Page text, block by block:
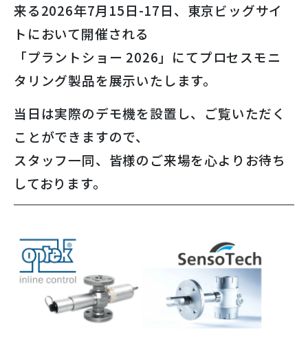
来る2026年7月15日-17日、東京ビッグサイ
トにおいて開催される
「プラントショー 2026」にてプロセスモニ
タリング製品を展示いたします。
当日は実際のデモ機を設置し、ご覧いただく
ことができますので、
スタッフ一同、皆様のご来場を心よりお待ち
しております。